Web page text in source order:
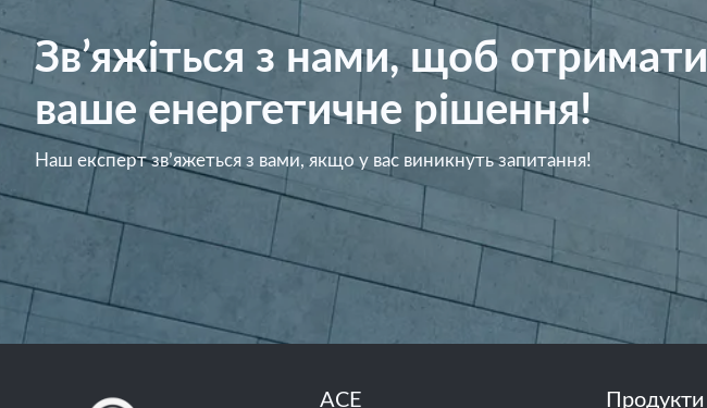
Зв’яжіться з нами, щоб отримати
ваше енергетичне рішення!
Наш експерт зв’яжеться з вами, якщо у вас виникнуть запитання!
ACE Продукти